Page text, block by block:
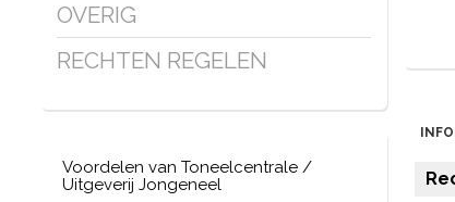
OVERIG
RECHTEN REGELEN
Voordelen van Toneelcentrale /
Uitgeverij Jongeneel